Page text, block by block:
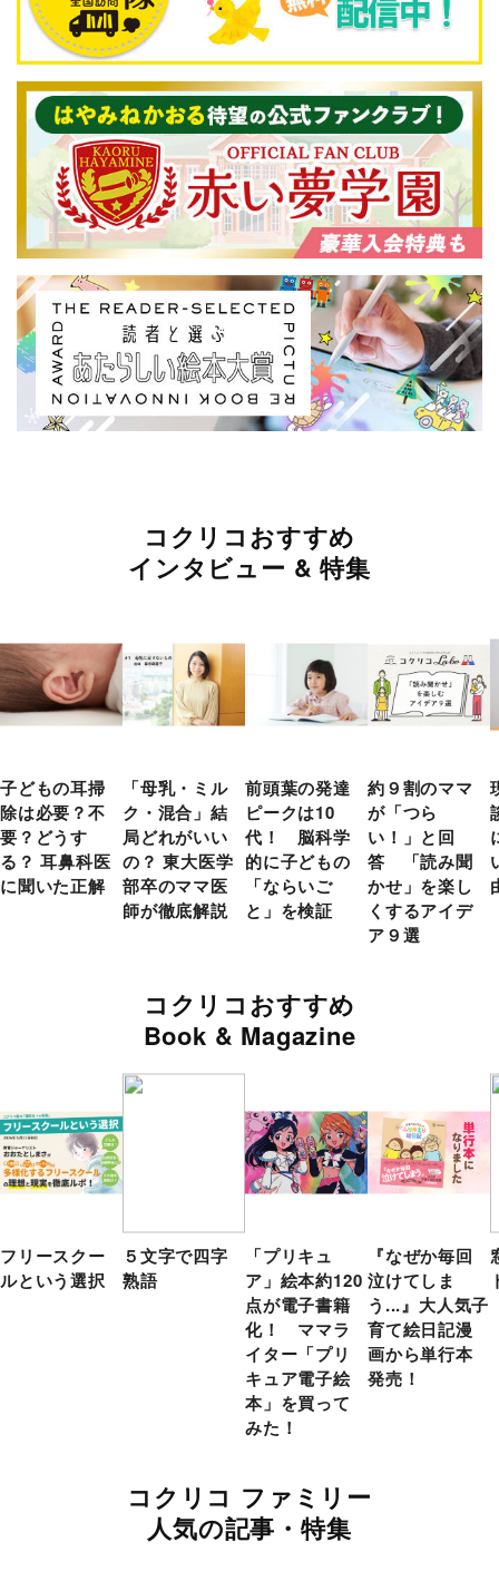
コクリコおすすめ
インタビュー & 特集
子どもの耳掃
除は必要？不
要？どうす
る？ 耳鼻科医
に聞いた正解
「母乳・ミル
ク・混合」結
局どれがいい
の？ 東大医学
部卒のママ医
師が徹底解説
前頭葉の発達
ピークは10
代！ 脳科学
的に子どもの
「ならいご
と」を検証
約９割のママ
が「つら
い！」と回
答 「読み聞
かせ」を楽し
くするアイデ
ア９選
コクリコおすすめ
Book & Magazine
フリースクー
ルという選択
５文字で四字
熟語
「プリキュ
ア」絵本約120
点が電子書籍
化！ ママラ
イター「プリ
キュア電子絵
本」を買って
みた！
『なぜか毎回
泣けてしま
う...』大人気子
育て絵日記漫
画から単行本
発売！
コクリコ ファミリー
人気の記事・特集